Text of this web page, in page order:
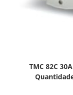
TMC 82C